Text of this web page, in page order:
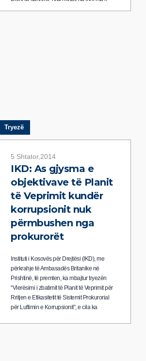
nëntor 2013 deri më 30 shtator 2014.
Tryezë
5 Shtator,2014
IKD: As gjysma e
objektivave të Planit
të Veprimit kundër
korrupsionit nuk
përmbushen nga
prokurorët
Instituti i Kosovës për Drejtësi (IKD), me
përkrahje të Ambasadës Britanike në
Prishtinë, të premten, ka mbajtur tryezën
“Vlerësimi i zbatimit të Planit të Veprimit për
Rritjen e Efikasitetit të Sistemit Prokurorial
për Luftimin e Korrupsionit”, e cila ka